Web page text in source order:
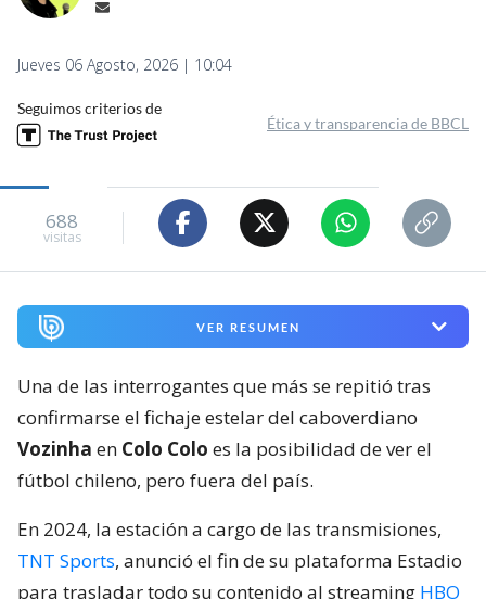
Jueves 06 Agosto, 2026 | 10:04
Seguimos criterios de
Ética y transparencia de BBCL
688
visitas
VER RESUMEN
Una de las interrogantes que más se repitió tras
confirmarse el fichaje estelar del caboverdiano
Vozinha en Colo Colo es la posibilidad de ver el
fútbol chileno, pero fuera del país.
En 2024, la estación a cargo de las transmisiones,
TNT Sports, anunció el fin de su plataforma Estadio
para trasladar todo su contenido al streaming HBO